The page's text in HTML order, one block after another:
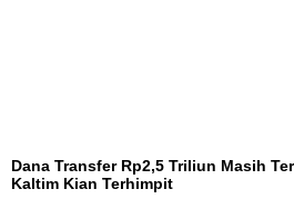
Dana Transfer Rp2,5 Triliun Masih
Kaltim Kian Terhimpit